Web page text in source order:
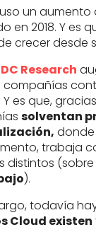
un aumento
en 2018. Y es
crecer desde
Research
compañías
Y es que,
solventan
trabaja
distintos
).
todavía
Cloud existen